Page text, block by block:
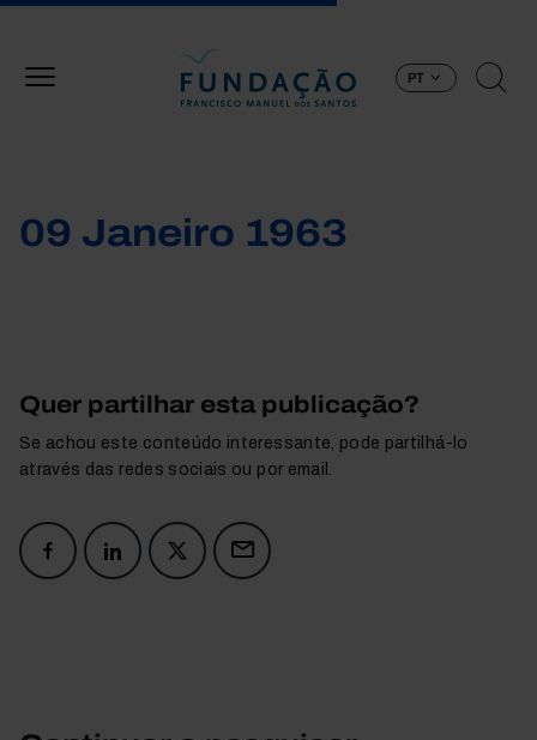
PT
09 Janeiro 1963
Quer partilhar esta publicação?
Se achou este conteúdo interessante, pode partilhá-lo
através das redes sociais ou por email.